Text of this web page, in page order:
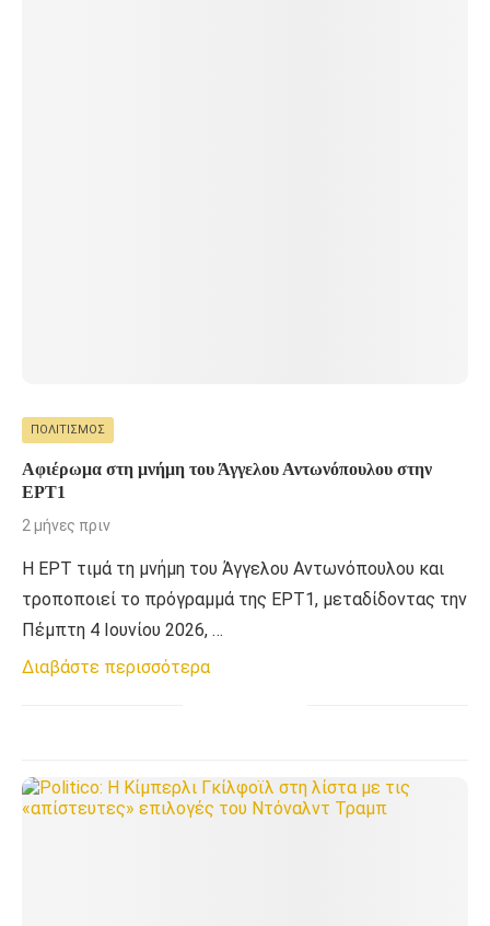
ΠΟΛΙΤΙΣΜΌΣ
Αφιέρωμα στη μνήμη του Άγγελου Αντωνόπουλου στην
ΕΡΤ1
2 μήνες πριν
Η ΕΡΤ τιμά τη μνήμη του Άγγελου Αντωνόπουλου και
τροποποιεί το πρόγραμμά της ΕΡΤ1, μεταδίδοντας την
Πέμπτη 4 Ιουνίου 2026, …
Διαβάστε περισσότερα